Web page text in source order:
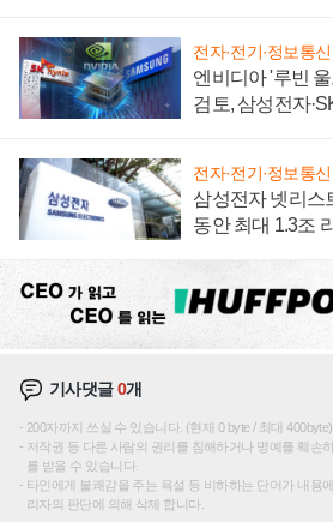
전자·전기·정보통신
엔비디아 '루빈
검토, 삼성전자
전자·전기·정보통신
삼성전자 넷리스
동안 최대 1.3조
기사댓글0개
200자까지 쓰실 수 있습니다. (현재 0 byte / 최대 400byte)
저작권 등 다른 사람의 권리를 침해하거나 명예를 훼손
를 받을 수 있습니다.
타인에게 불쾌감을 주는 욕설 등 비하하는 단어가 내용
리자의 판단에 의해 삭제 합니다.